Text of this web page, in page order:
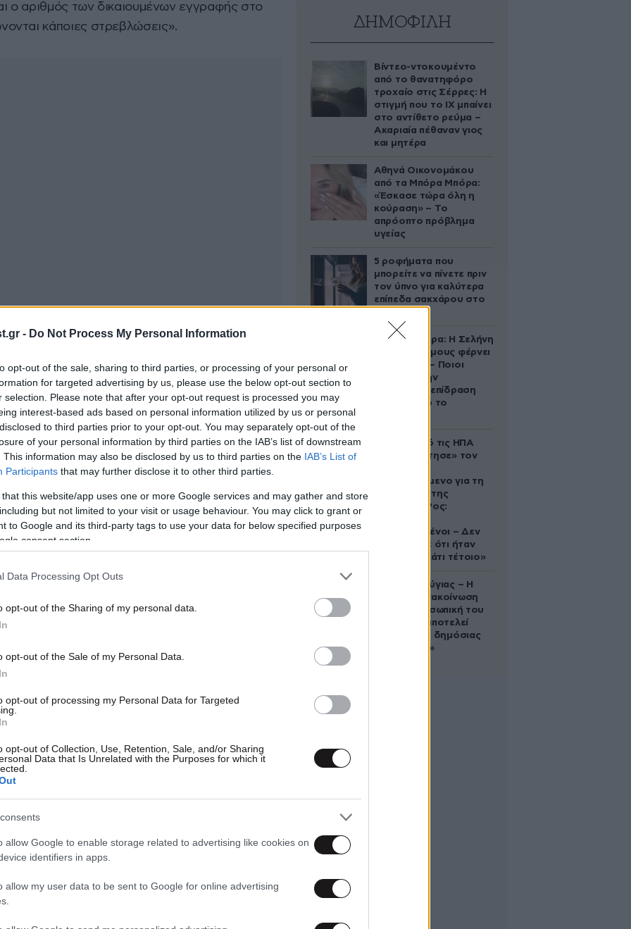
- Do Not Process My Personal Information
opt-out of the sale, sharing to third parties, or processing of your personal or
for targeted advertising by us, please use the below opt-out section to
selection. Please note that after your opt-out request is processed you may
interest-based ads based on personal information utilized by us or personal
to third parties prior to your opt-out. You may separately opt-out of the
of your personal information by third parties on the IAB’s list of downstream
This information may also be disclosed by us to third parties on the IAB’s List of
Participants that may further disclose it to other third parties.
that this website/app uses one or more Google services and may gather and store
but not limited to your visit or usage behaviour. You may click to grant or
to Google and its third-party tags to use your data for below specified purposes
consent section.
Data Processing Opt Outs
opt-out of the Sharing of my personal data.
opt-out of the Sale of my Personal Data.
opt-out of processing my Personal Data for Targeted
opt-out of Collection, Use, Retention, Sale, and/or Sharing
Data that Is Unrelated with the Purposes for which it
allow Google to enable storage related to advertising like cookies on
identifiers in apps.
allow my user data to be sent to Google for online advertising
ο αριθμός των δικαιουμένων εγγραφής στο
κάποιες στρεβλώσεις».
εισοδήματα που δεν θα προσμετρώνται είναι
λόγω θανάτου, τις αντιμισθίες των
τέκνων και το κοινωνικό μέρισμα».
φωτοβολταϊκών σταθμών, ισχύος
που ίσχυε μέχρι πρότινος.
ΔΗΜΟΦΙΛΗ
Βίντεο-ντοκουμέντο
από το θανατηφόρο
τροχαίο στις Σέρρες: Η
στιγμή που το ΙΧ μπαίνει
στο αντίθετο ρεύμα –
Ακαριαία πέθαναν γιος
και μητέρα
Αθηνά Οικονομάκου
από τα Μπόρα Μπόρα:
«Έσκασε τώρα όλη η
κούραση» – Το
απρόοπτο πρόβλημα
υγείας
5 ροφήματα που
μπορείτε να πίνετε πριν
τον ύπνο για καλύτερα
επίπεδα σακχάρου στο
Ζώδια σήμερα: Η Σελήνη
στους Διδύμους φέρνει
ανατροπές – Ποιοι
δέχονται την
ευεργετική επίδραση
του Δία από το
Ζευγάρι από τις ΗΠΑ
που «υιοθέτησε» τον
κατηγορούμενο για τη
δολοφονία της
Ελίζαμπεθ Ρος:
συντετριμμένοι – Δεν
έδειξε ποτέ ότι ήταν
ικανός για κάτι τέτοιο»
Χρίστος Κούγιας – Η
αυστηρή ανακοίνωση
για την προσωπική του
ζωή: «Δεν αποτελεί
αντικείμενο δημόσιας
συζήτησης»